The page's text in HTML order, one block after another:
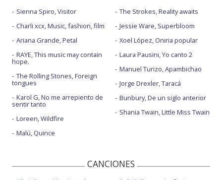
Sienna Spiro, Visitor
Charli xcx, Music, fashion, film
Ariana Grande, Petal
RAYE, This music may contain
hope.
The Rolling Stones, Foreign
tongues
Karol G, No me arrepiento de
sentir tanto
Loreen, Wildfire
Malú, Quince
The Strokes, Reality awaits
Jessie Ware, Superbloom
Xoel López, Oniria popular
Laura Pausini, Yo canto 2
Manuel Turizo, Apambichao
Jorge Drexler, Taracá
Bunbury, De un siglo anterior
Shania Twain, Little Miss Twain
CANCIONES